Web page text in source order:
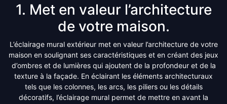
1. Met en valeur l’architecture
de votre maison.
L’éclairage mural extérieur met en valeur l’architecture de votre
maison en soulignant ses caractéristiques et en créant des jeux
d’ombres et de lumières qui ajoutent de la profondeur et de la
texture à la façade. En éclairant les éléments architecturaux
tels que les colonnes, les arcs, les piliers ou les détails
décoratifs, l’éclairage mural permet de mettre en avant la